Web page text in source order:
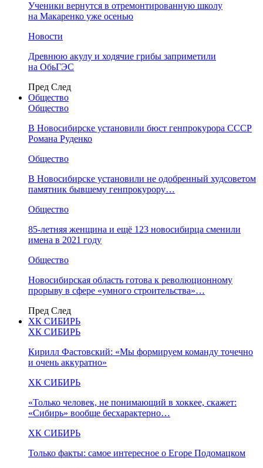
Ученики вернутся в отремонтированную школу
на Макаренко уже осенью
Новости
Древнюю акулу и ходячие грибы заприметили
на ОбьГЭС
Пред След
Общество
Общество
В Новосибирске установили бюст генпрокурора СССР
Романа Руденко
Общество
В Новосибирске установили не одобренный худсоветом
памятник бывшему генпрокурору…
Общество
85-летняя женщина и ещё 123 новосибирца сменили
имена в 2021 году
Общество
Новосибирская область готова к революционному
прорыву в сфере «умного строительства»…
Пред След
ХК СИБИРЬ
ХК СИБИРЬ
Кирилл Фастовский: «Мы формируем команду точечно
и очень аккуратно»
ХК СИБИРЬ
«Только человек, не понимающий в хоккее, скажет:
«Сибирь» вообще бесхарактерно…
ХК СИБИРЬ
Только факты: самое интересное о Егоре Подомацком